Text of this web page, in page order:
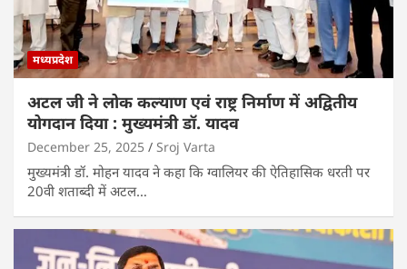
मध्यप्रदेश
अटल जी ने लोक कल्याण एवं राष्ट्र निर्माण में अद्वितीय
योगदान दिया : मुख्यमंत्री डॉ. यादव
December 25, 2025 Sroj Varta
मुख्यमंत्री डॉ. मोहन यादव ने कहा कि ग्वालियर की ऐतिहासिक धरती पर
20वी शताब्दी में अटल…